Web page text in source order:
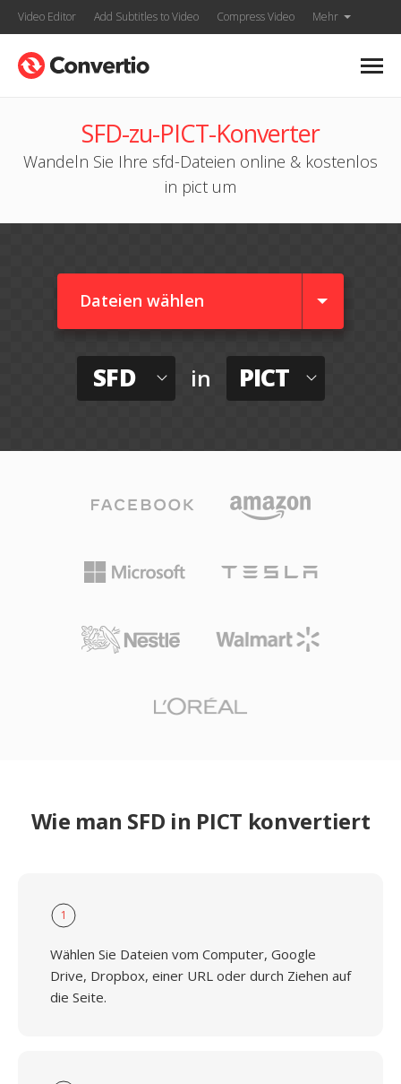
Video Editor Add Subtitles to Video Compress Video Mehr
SFD-zu-PICT-Konverter
Wandeln Sie Ihre sfd-Dateien online & kostenlos
in pict um
Dateien wählen
SFD in PICT
Wie man SFD in PICT konvertiert
1
Wählen Sie Dateien vom Computer, Google
Drive, Dropbox, einer URL oder durch Ziehen auf
die Seite.